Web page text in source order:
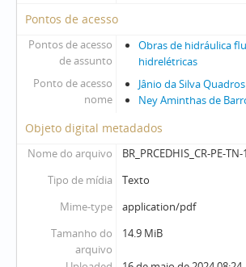
Pontos de acesso
Pontos de acesso
de assunto
Obras de hidráulica
hidrelétricas
Ponto de acesso
nome
Jânio da Silva Quadros
Ney Aminthas de
Objeto digital metadados
Nome do arquivo
BR_PRCEDHIS_CR-PE-
Tipo de mídia
Texto
Mime-type
application/pdf
Tamanho do
arquivo
14.9 MiB